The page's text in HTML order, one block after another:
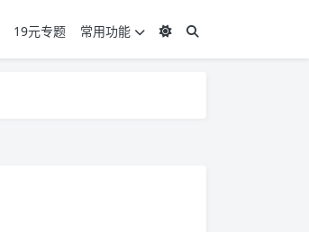
19元专题
常用功能